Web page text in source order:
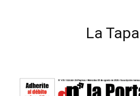
La Tapa